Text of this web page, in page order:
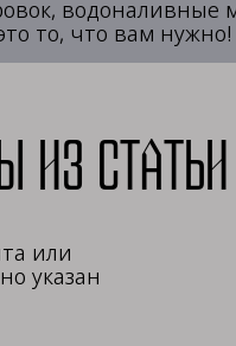
водоналивные
то, что вам нужно!
из статьи
или
указан